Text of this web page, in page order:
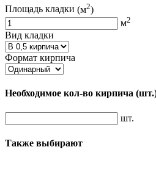
Площадь кладки (м2)
м2
Вид кладки
Формат кирпича
Необходимое кол-во кирпича
шт.
Также выбирают